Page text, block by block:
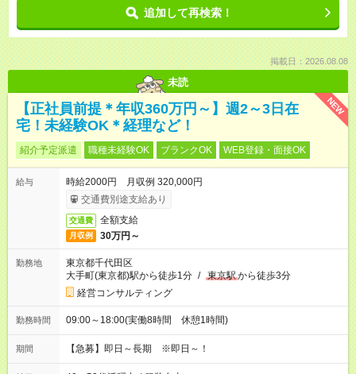
追加して再検索！
掲載日：2026.08.08
未読
NEW
【正社員前提＊年収360万円～】週2～3日在
宅！未経験OK＊経理など！
紹介予定派遣 職種未経験OK ブランクOK WEB登録・面接OK
給与
時給2000円 月収例 320,000円
交通費別途支給あり
交通費 全額支給
月収例 30万円～
勤務地
東京都千代田区
大手町(東京都)駅から徒歩1分 / 東京駅から徒歩3分
経営コンサルティング
勤務時間 09:00～18:00(実働8時間 休憩1時間)
期間 【急募】即日～長期 ※即日～！